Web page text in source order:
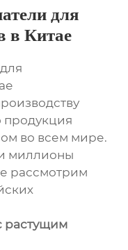
для
в Китае
продукция
во всем мире.
миллионы
рассмотрим
растущим